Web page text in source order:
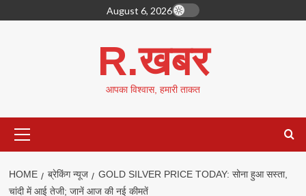
to
August 6, 2026
R.खबर
आपका विश्वास, हमारी ताकत
Menu
HOME ब्रेकिंग न्यूज
GOLD SILVER PRICE TODAY: सोना हुआ सस्ता,
चांदी में आई तेजी; जानें आज की नई कीमतें